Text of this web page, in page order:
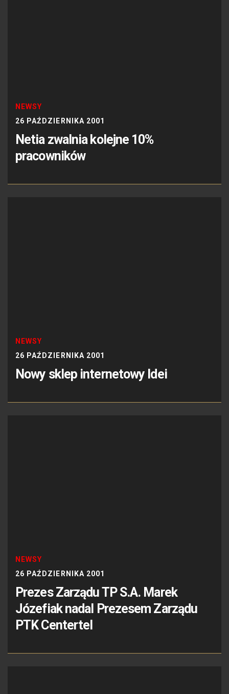
NEWSY
26 PAŹDZIERNIKA 2001
Netia zwalnia kolejne 10%
pracowników
NEWSY
26 PAŹDZIERNIKA 2001
Nowy sklep internetowy Idei
NEWSY
26 PAŹDZIERNIKA 2001
Prezes Zarządu TP S.A. Marek
Józefiak nadal Prezesem Zarządu
PTK Centertel